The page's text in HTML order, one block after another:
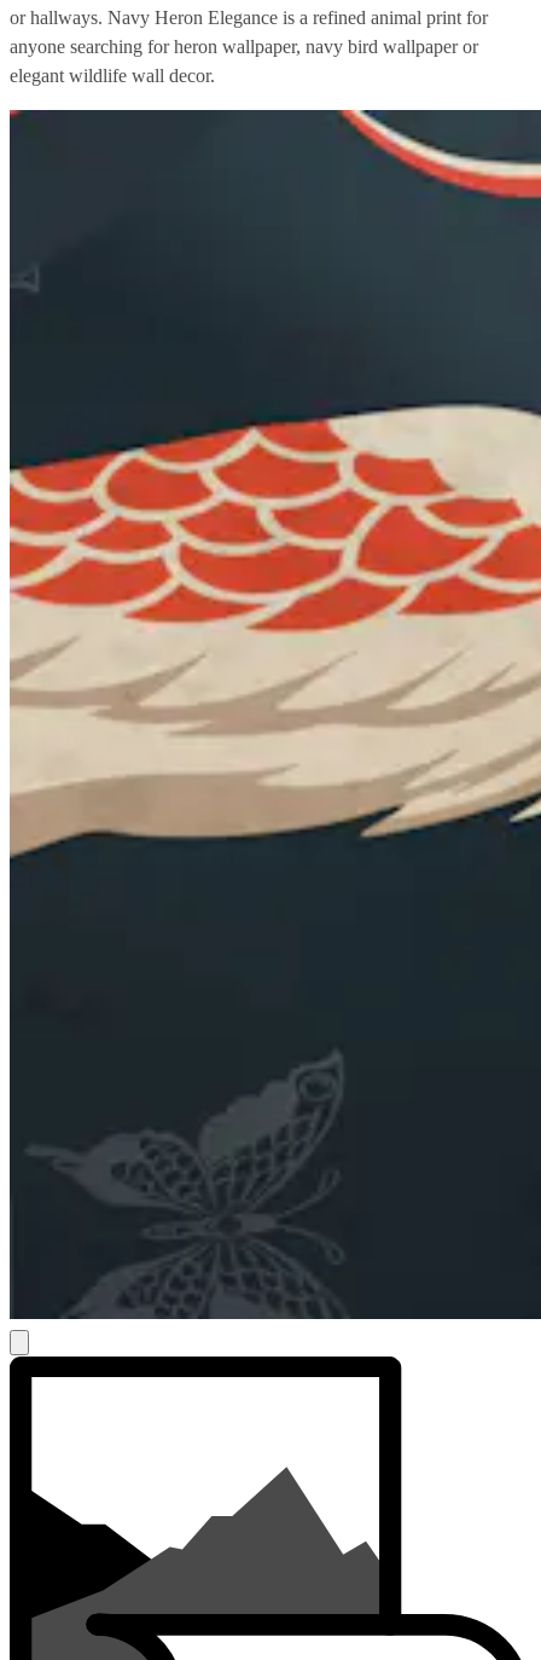
or hallways. Navy Heron Elegance is a refined animal print for
anyone searching for heron wallpaper, navy bird wallpaper or
elegant wildlife wall decor.